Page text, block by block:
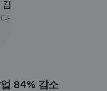
84% 감소